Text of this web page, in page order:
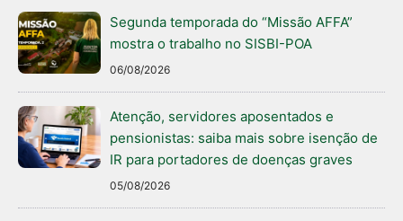
Segunda temporada do “Missão AFFA”
mostra o trabalho no SISBI-POA
06/08/2026
Atenção, servidores aposentados e
pensionistas: saiba mais sobre isenção de
IR para portadores de doenças graves
05/08/2026